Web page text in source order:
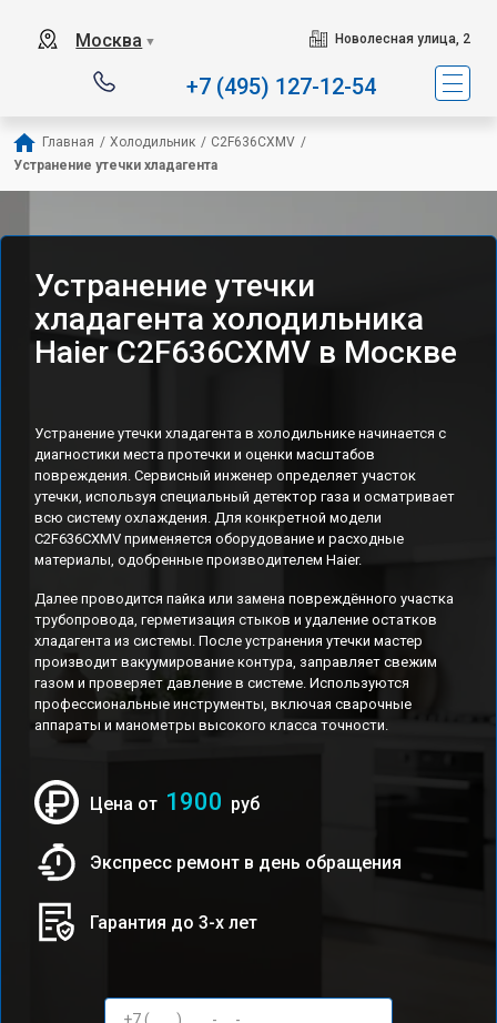
Москва ▼ Новолесная улица, 2
+7 (495) 127-12-54
Главная / Холодильник / C2F636CXMV /
Устранение утечки хладагента
Устранение утечки
хладагента холодильника
Haier C2F636CXMV в Москве
Устранение утечки хладагента в холодильнике начинается с
диагностики места протечки и оценки масштабов
повреждения. Сервисный инженер определяет участок
утечки, используя специальный детектор газа и осматривает
всю систему охлаждения. Для конкретной модели
C2F636CXMV применяется оборудование и расходные
материалы, одобренные производителем Haier.
Далее проводится пайка или замена повреждённого участка
трубопровода, герметизация стыков и удаление остатков
хладагента из системы. После устранения утечки мастер
производит вакуумирование контура, заправляет свежим
газом и проверяет давление в системе. Используются
профессиональные инструменты, включая сварочные
аппараты и манометры высокого класса точности.
Цена от 1900 руб
Экспресс ремонт в день обращения
Гарантия до 3-х лет